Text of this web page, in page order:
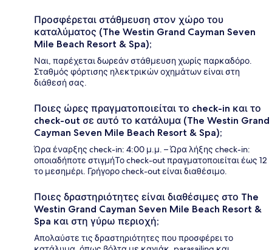
Προσφέρεται στάθμευση στον χώρο του
καταλύματος (The Westin Grand Cayman Seven
Mile Beach Resort & Spa);
Ναι, παρέχεται δωρεάν στάθμευση χωρίς παρκαδόρο.
Σταθμός φόρτισης ηλεκτρικών οχημάτων είναι στη
διάθεσή σας.
Ποιες ώρες πραγματοποιείται το check-in και το
check-out σε αυτό το κατάλυμα (The Westin Grand
Cayman Seven Mile Beach Resort & Spa);
Ώρα έναρξης check-in: 4:00 μ.μ. – Ώρα λήξης check-in:
οποιαδήποτε στιγμήΤο check-out πραγματοποιείται έως 12
το μεσημέρι. Γρήγορο check-out είναι διαθέσιμο.
Ποιες δραστηριότητες είναι διαθέσιμες στο The
Westin Grand Cayman Seven Mile Beach Resort &
Spa και στη γύρω περιοχή;
Απολαύστε τις δραστηριότητες που προσφέρει το